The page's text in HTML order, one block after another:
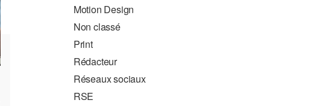
Motion Design
Non classé
Print
Rédacteur
Réseaux sociaux
RSE